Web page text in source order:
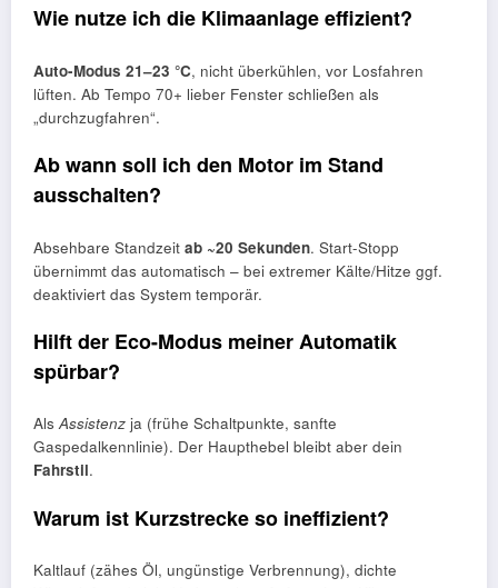
Wie nutze ich die Klimaanlage effizient?
Auto-Modus 21–23 °C, nicht überkühlen, vor Losfahren
lüften. Ab Tempo 70+ lieber Fenster schließen als
„durchzugfahren“.
Ab wann soll ich den Motor im Stand
ausschalten?
Absehbare Standzeit ab ~20 Sekunden. Start-Stopp
übernimmt das automatisch – bei extremer Kälte/Hitze ggf.
deaktiviert das System temporär.
Hilft der Eco-Modus meiner Automatik
spürbar?
AlsAssistenz ja (frühe Schaltpunkte, sanfte
Gaspedalkennlinie). Der Haupthebel bleibt aber dein
Fahrstil.
Warum ist Kurzstrecke so ineffizient?
Kaltlauf (zähes Öl, ungünstige Verbrennung), dichte